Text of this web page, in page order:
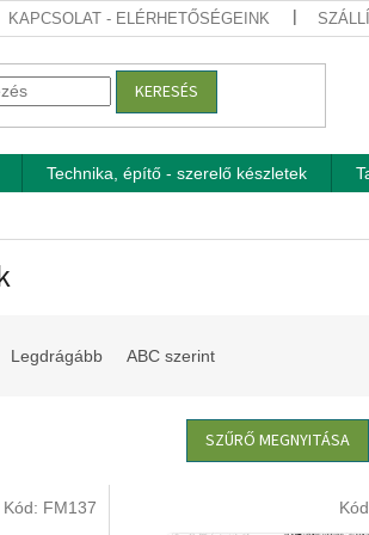
KAPCSOLAT - ELÉRHETŐSÉGEINK
KERESÉS
Technika, építő - szerelő készletek
Legdrágább ABC szerint
SZŰRŐ MEGNYITÁSA
Kód: FM137